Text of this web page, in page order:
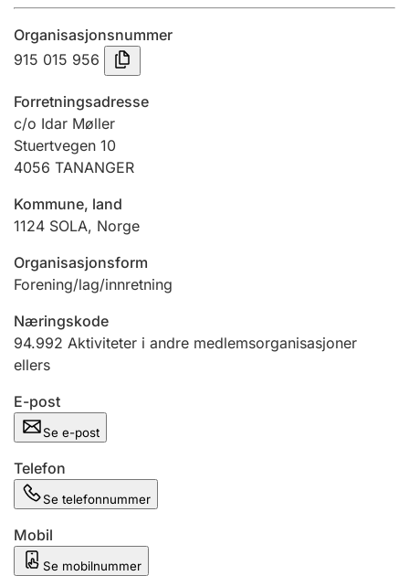
Innsending og forsinkelsesgebyr
Tinglysing
Jeger
Betaling og jegeravgiftskort
Ektepaktveileder
Organisasjonsnummer
915 015 956
Forretningsadresse
c/o Idar Møller
Stuertvegen 10
4056 TANANGER
Kommune, land
1124 SOLA, Norge
Organisasjonsform
Forening/lag/innretning
Næringskode
94.992 Aktiviteter i andre medlemsorganisasjoner
ellers
E-post
Se e-post
Telefon
Se telefonnummer
Mobil
Se mobilnummer